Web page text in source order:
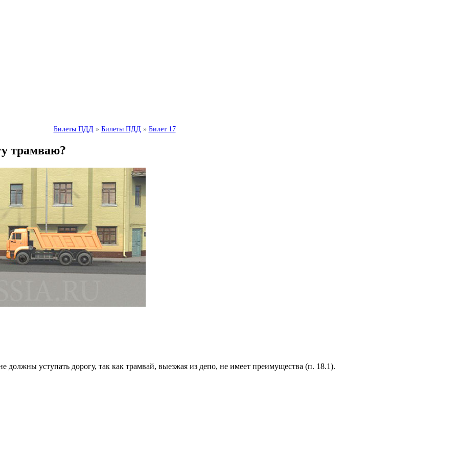
Билеты ПДД » Билеты ПДД » Билет 17
трамваю?
должны уступать дорогу, так как трамвай, выезжая из депо, не имеет преимущества (п. 18.1).